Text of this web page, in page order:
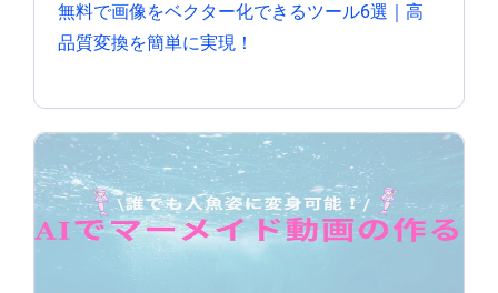
無料で画像をベクター化できるツール6選｜高
品質変換を簡単に実現！